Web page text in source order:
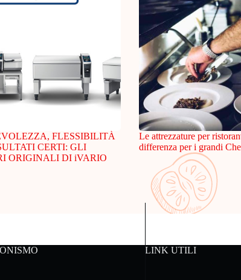
FLESSIBILITÀ
CERTI: GLI
ORIGINALI DI iVARIO
Le attrezzature per
differenza per i grandi
LINK UTILI